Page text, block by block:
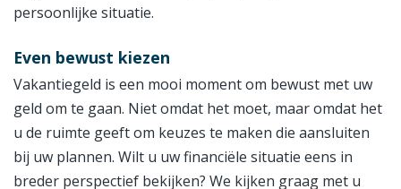
persoonlijke situatie.
Even bewust kiezen
Vakantiegeld is een mooi moment om bewust met uw
geld om te gaan. Niet omdat het moet, maar omdat het
u de ruimte geeft om keuzes te maken die aansluiten
bij uw plannen. Wilt u uw financiële situatie eens in
breder perspectief bekijken? We kijken graag met u